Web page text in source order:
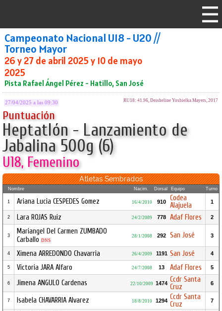
Campeonato Nacional U18 - U20 //
Torneo Mayor
26 y 27 de abril 2025 y 10 de mayo
2025
Pista Rafael Ángel Pérez - Hatillo, San José
27/04/2025 a las 09:30 RU18: 41.96, Deisheline Yoshielka Mayers, 2017
Puntuación
Heptatlón - Lanzamiento de
Jabalina 500g (6)
U18, Femenino
Atletas Sembrados
Nombre Nacim. Dorsal Equipo Turno
1 Ariana Lucia CESPEDES Gomez 16/4/2010 910
Codea
Alajuela
1
2 Lara ROJAS Ruiz 24/2/2009 778 Adaf Flores 2
3
Mariangel Del Carmen ZUMBADO
Carballo DNS
28/1/2008 292 San José 3
4 Ximena ARREDONDO Chavarria 26/4/2009 1191 San José 4
5 Victoria JARA Alfaro 24/7/2008 13 Adaf Flores 5
6 Jimena ANGULO Cardenas 22/10/2009 1474 Ccdr Santa
Cruz
6
7 Isabela CHAVARRIA Alvarez 18/8/2010 1294 Ccdr Santa
Cruz
7